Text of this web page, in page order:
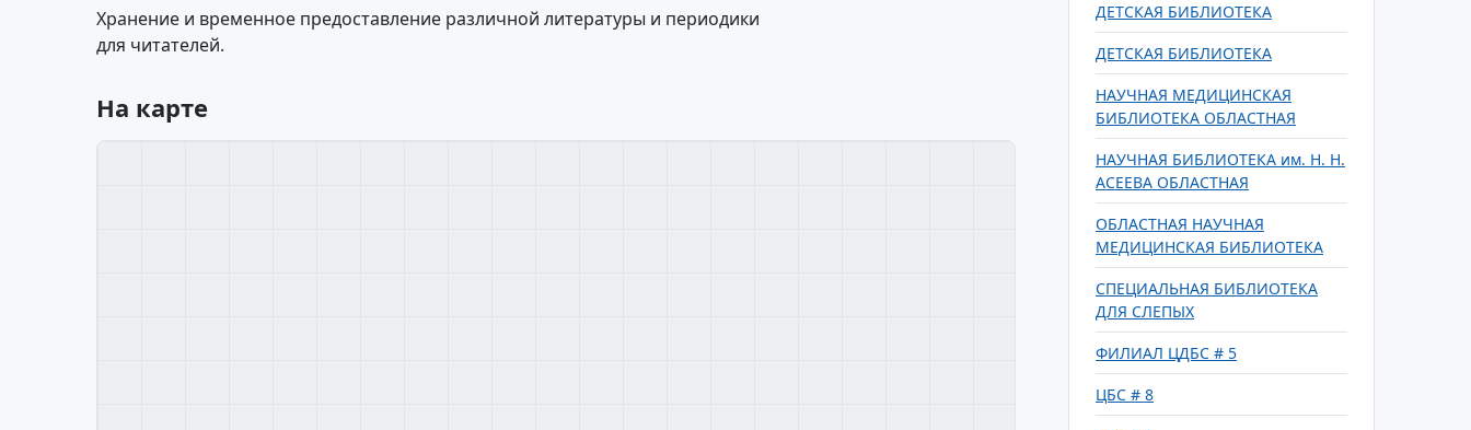
Хранение и временное предоставление различной литературы и периодики
для читателей.
На карте
ДЕТСКАЯ БИБЛИОТЕКА
ДЕТСКАЯ БИБЛИОТЕКА
НАУЧНАЯ МЕДИЦИНСКАЯ
БИБЛИОТЕКА ОБЛАСТНАЯ
НАУЧНАЯ БИБЛИОТЕКА им. Н. Н.
АСЕЕВА ОБЛАСТНАЯ
ОБЛАСТНАЯ НАУЧНАЯ
МЕДИЦИНСКАЯ БИБЛИОТЕКА
СПЕЦИАЛЬНАЯ БИБЛИОТЕКА
ДЛЯ СЛЕПЫХ
ФИЛИАЛ ЦДБС # 5
ЦБС # 8